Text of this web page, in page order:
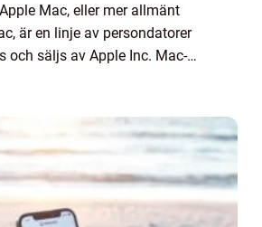
Mac, eller mer allmänt
är en linje av persondatorer
och säljs av Apple Inc. Mac-